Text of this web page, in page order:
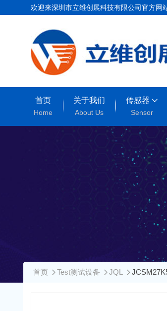
欢迎来深圳市立维创展科技有限公司官方网
首页
Home
关于我们
About Us
传感器
Sensor
首页 Test测试设备 JQL